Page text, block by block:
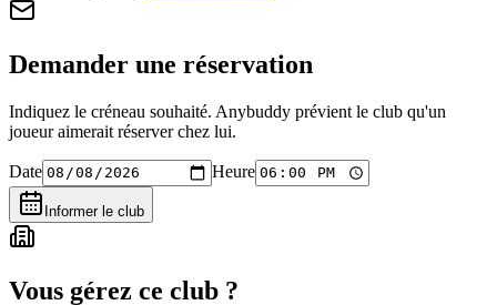
Demander une réservation
Indiquez le créneau souhaité. Anybuddy prévient le club qu'un
joueur aimerait réserver chez lui.
Date Heure
Informer le club
Vous gérez ce club ?